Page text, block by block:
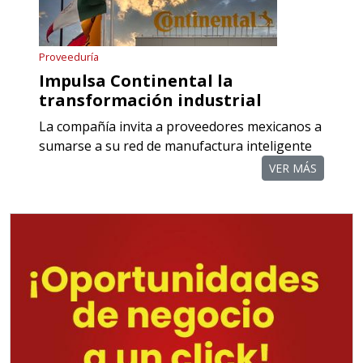
crédito acordes a las políticas del
grupo, contar con instalaciones
cercanas a la región y otorgar
referencias comerciales.
Aplicar al Requerimiento
Especificaciones:
Requisitos: Otorgar condiciones de
crédito acordes a las políticas del
grupo, contar con instalaciones
cercanas a la región y otorgar
Proveeduría
Impulsa Continental la
transformación industrial
La compañía invita a proveedores mexicanos a
sumarse a su red de manufactura inteligente
VER MÁS